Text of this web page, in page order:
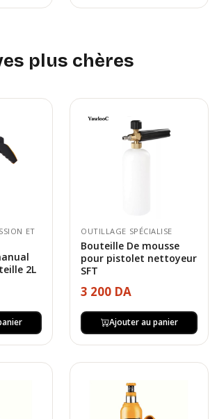
plus chères
ET
2L
OUTILLAGE SPÉCIALISE
Bouteille De mousse
pour pistolet nettoyeur
SFT
3 200 DA
Ajouter au panier